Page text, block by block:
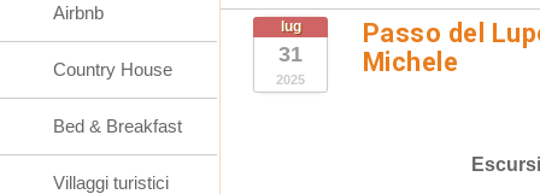
lug
31
2025
Passo del
Michele
Airbnb
Country House
Bed & Breakfast
Villaggi turistici